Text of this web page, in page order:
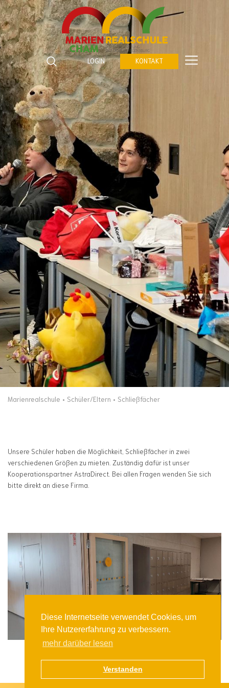
Diese Internetseite verwendet Cookies, um
Ihre Nutzererfahrung zu verbessern.
mehr darüber lesen
Verstanden
LOGIN KONTAKT
Suchbegriffe
SUCHEN
Marienrealschule Cham
Katzberger Straße 5
93413Cham
Telefon: 09971 843672 0
Fax: 09971 843672 459
E-Mail: verwaltung@marienrealschule-cham.de
Kontakt
Marienrealschule Schüler/Eltern Schließfächer
Unsere Schüler haben die Möglichkeit, Schließfächer in zwei
verschiedenen Größen zu mieten. Zuständig dafür ist unser
Kooperationspartner AstraDirect. Bei allen Fragen wenden Sie sich
bitte direkt an diese Firma.